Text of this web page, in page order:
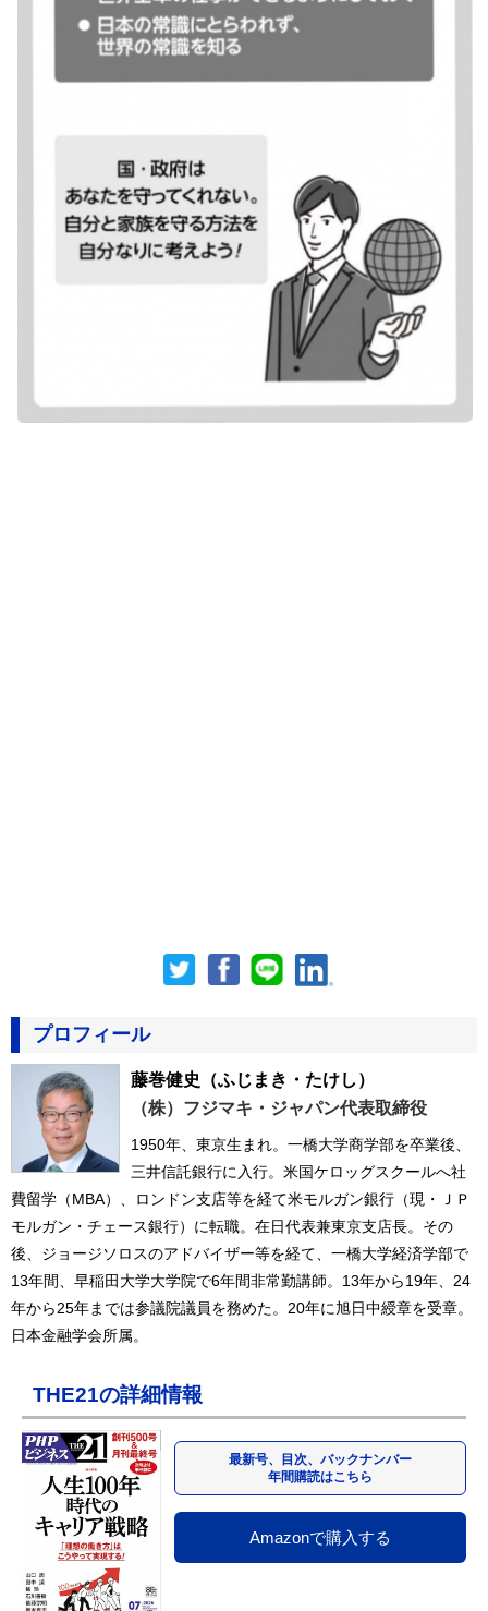
プロフィール
藤巻健史
（ふじまき・たけし）
（株）フジマキ・ジャパン代表取締役
1950年、東京生まれ。一橋大学商学部を卒業後、
三井信託銀行に入行。米国ケロッグスクールへ社
費留学（MBA）、ロンドン支店等を経て米モルガン銀行（現・ＪＰ
モルガン・チェース銀行）に転職。在日代表兼東京支店長。その
後、ジョージソロスのアドバイザー等を経て、一橋大学経済学部で
13年間、早稲田大学大学院で6年間非常勤講師。13年から19年、24
年から25年までは参議院議員を務めた。20年に旭日中綬章を受章。
日本金融学会所属。
THE21の詳細情報
最新号、目次、バックナンバー
年間購読はこちら
Amazonで購入する